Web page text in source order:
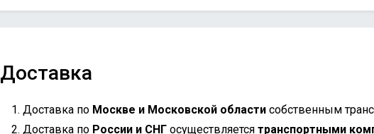
Доставка
Доставка по Москве и Московской области собственным
Доставка по России и СНГ осуществляется транспортными